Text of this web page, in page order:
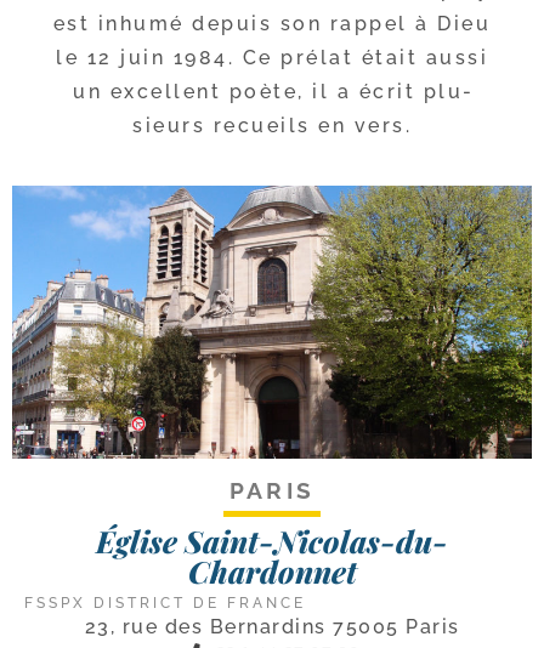
est inhu­mé depuis son rap­pel à Dieu
le 12 juin 1984. Ce pré­lat était aus­si
un excellent poète, il a écrit plu­
sieurs recueils en vers.
PARIS
Église Saint-Nicolas-du-
Chardonnet
FSSPX DISTRICT DE FRANCE
23, rue des Bernardins 75005 Paris